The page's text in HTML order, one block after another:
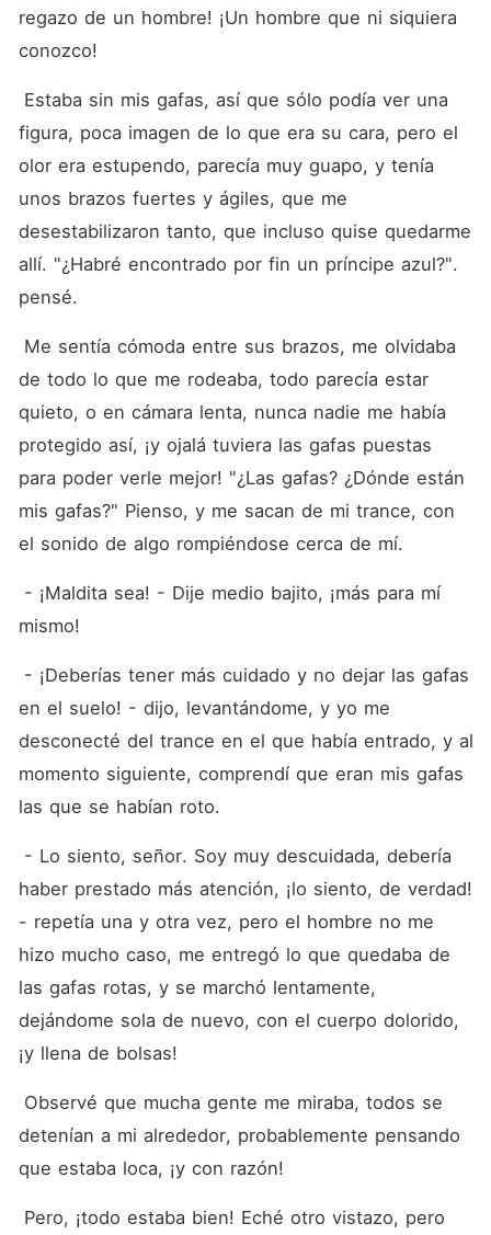
regazo de un hombre! ¡Un hombre que ni siquiera
conozco!
figura, poca imagen de lo que era su cara, pero el
olor era estupendo, parecía muy guapo, y tenía
unos brazos fuertes y ágiles, que me
desestabilizaron tanto, que incluso quise quedarme
allí. "¿Habré encontrado por fin un príncipe azul?".
pensé.
de todo lo que me rodeaba, todo parecía estar
quieto, o en cámara lenta, nunca nadie me había
protegido así, ¡y ojalá tuviera las gafas puestas
para poder verle mejor! "¿Las gafas? ¿Dónde están
mis gafas?" Pienso, y me sacan de mi trance, con
el sonido de algo rompiéndose cerca de mí.
mismo!
en el suelo! - dijo, levantándome, y yo me
desconecté del trance en el que había entrado, y al
momento siguiente, comprendí que eran mis gafas
las que se habían roto.
haber prestado más atención, ¡lo siento, de verdad!
- repetía una y otra vez, pero el hombre no me
hizo mucho caso, me entregó lo que quedaba de
las gafas rotas, y se marchó lentamente,
dejándome sola de nuevo, con el cuerpo dolorido,
¡y llena de bolsas!
detenían a mi alrededor, probablemente pensando
que estaba loca, ¡y con razón!